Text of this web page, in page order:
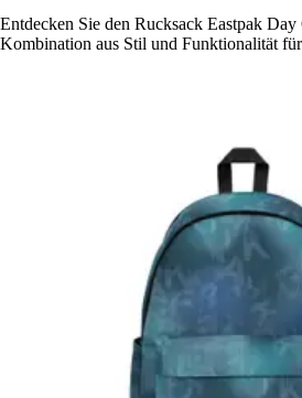
Entdecken Sie den Rucksack Eastpak
Kombination aus Stil und Funktionalität